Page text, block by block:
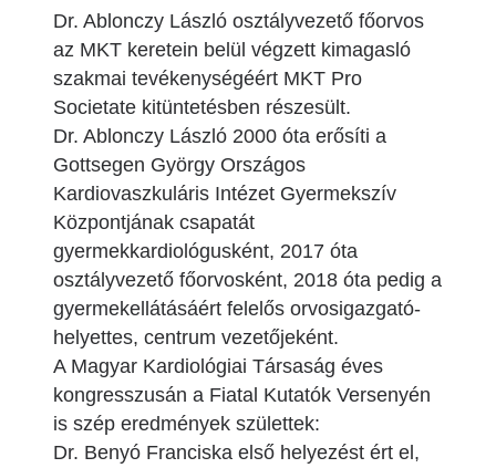
Dr. Ablonczy László osztályvezető főorvos
az MKT keretein belül végzett kimagasló
szakmai tevékenységéért MKT Pro
Societate kitüntetésben részesült.
Dr. Ablonczy László 2000 óta erősíti a
Gottsegen György Országos
Kardiovaszkuláris Intézet Gyermekszív
Központjának csapatát
gyermekkardiológusként, 2017 óta
osztályvezető főorvosként, 2018 óta pedig a
gyermekellátásáért felelős orvosigazgató-
helyettes, centrum vezetőjeként.
A Magyar Kardiológiai Társaság éves
kongresszusán a Fiatal Kutatók Versenyén
is szép eredmények születtek:
Dr. Benyó Franciska első helyezést ért el,